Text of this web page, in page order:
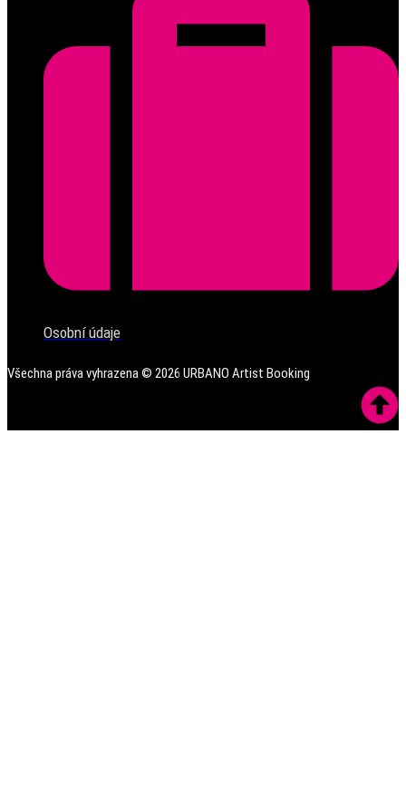
Osobní údaje
Všechna práva vyhrazena © 2026 URBANO Artist Booking